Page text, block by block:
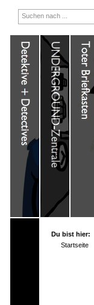
Du bist hier:
Startseite